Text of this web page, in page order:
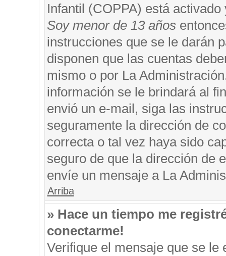
Infantil (COPPA) está
Soy menor de 13 años
instrucciones que se le darán
disponen que las cuentas
mismo o por La
información se le brindará al
envió un e-mail, siga las
seguramente la dirección de
correcta o tal vez haya sido
seguro de que la dirección de
envíe un mensaje a La
Arriba
» Hace un tiempo me
conectarme!
Verifique el mensaje que se